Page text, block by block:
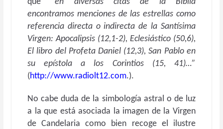
encontramos menciones de las estrellas como
referencia directa o indirecta de la Santísima
Virgen: Apocalipsis (12,1-2), Eclesiástico (50,6),
El libro del Profeta Daniel (12,3), San Pablo en
su epístola a los Corintios (15, 41)…”
(http://www.radiolt12.com.).
No cabe duda de la simbología astral o de luz
a la que está asociada la imagen de la Virgen
de Candelaria como bien recoge el ilustre